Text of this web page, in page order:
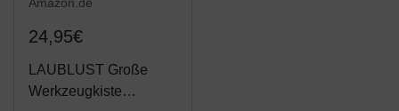
Amazon.de
24,95€
LAUBLUST Große
Werkzeugkiste